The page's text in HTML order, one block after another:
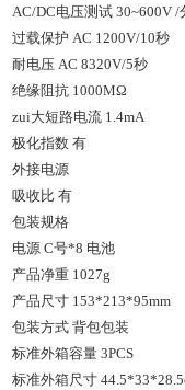
AC/DC电压测试 30~600V /
过载保护 AC 1200V/10秒
耐电压 AC 8320V/5秒
绝缘阻抗 1000MΩ
zui大短路电流 1.4mA
极化指数 有
外接电源
吸收比 有
包装规格
电源 C号*8 电池
产品净重 1027g
产品尺寸 153*213*95mm
包装方式 背包包装
标准外箱容量 3PCS
标准外箱尺寸